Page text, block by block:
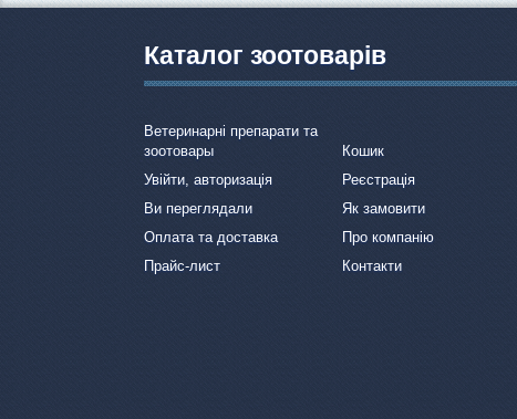
Каталог зоотоварів
Ветеринарні препарати та
зоотовары
Кошик
Увійти, авторизація
Реєстрація
Ви переглядали
Як замовити
Оплата та доставка
Про компанію
Прайс-лист
Контакти